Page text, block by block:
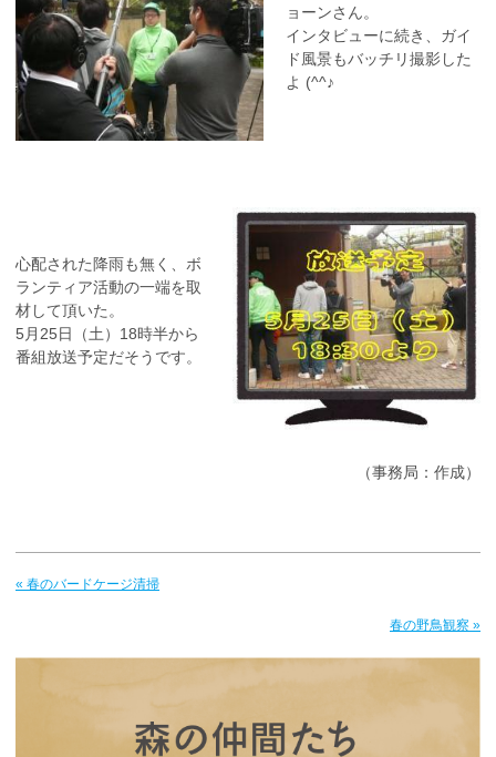
ョーンさん。
インタビューに続き、ガイ
ド風景もバッチリ撮影した
よ (^^♪
心配された降雨も無く、ボ
ランティア活動の一端を取
材して頂いた。
5月25日（土）18時半から
番組放送予定だそうです。
（事務局：作成）
« 春のバードケージ清掃
春の野鳥観察 »